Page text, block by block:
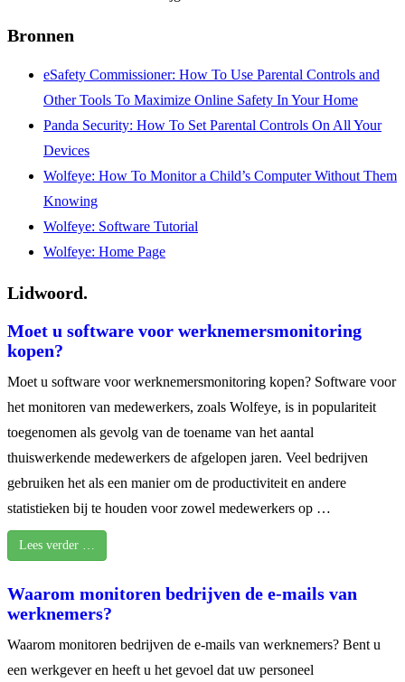
Bronnen
eSafety Commissioner: How To Use Parental Controls and
Other Tools To Maximize Online Safety In Your Home
Panda Security: How To Set Parental Controls On All Your
Devices
Wolfeye: How To Monitor a Child’s Computer Without Them
Knowing
Wolfeye: Software Tutorial
Wolfeye: Home Page
Lidwoord.
Moet u software voor werknemersmonitoring
kopen?
Moet u software voor werknemersmonitoring kopen? Software voor
het monitoren van medewerkers, zoals Wolfeye, is in populariteit
toegenomen als gevolg van de toename van het aantal
thuiswerkende medewerkers de afgelopen jaren. Veel bedrijven
gebruiken het als een manier om de productiviteit en andere
statistieken bij te houden voor zowel medewerkers op …
Lees verder …
Waarom monitoren bedrijven de e-mails van
werknemers?
Waarom monitoren bedrijven de e-mails van werknemers? Bent u
een werkgever en heeft u het gevoel dat uw personeel